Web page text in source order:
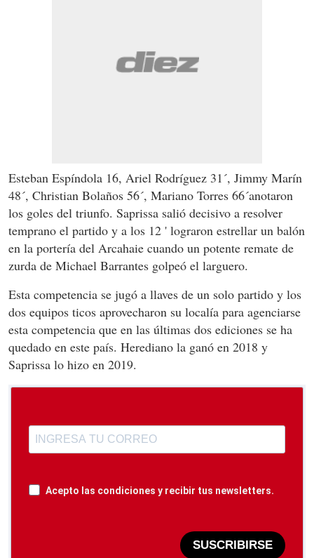
Esteban Espíndola 16, Ariel Rodríguez 31´, Jimmy Marín
48´, Christian Bolaños 56´, Mariano Torres 66´anotaron
los goles del triunfo. Saprissa salió decisivo a resolver
temprano el partido y a los 12 ' lograron estrellar un balón
en la portería del Arcahaie cuando un potente remate de
zurda de Michael Barrantes golpeó el larguero.
Esta competencia se jugó a llaves de un solo partido y los
dos equipos ticos aprovecharon su localía para agenciarse
esta competencia que en las últimas dos ediciones se ha
quedado en este país. Herediano la ganó en 2018 y
Saprissa lo hizo en 2019.
Acepto las condiciones y recibir tus newsletters.
SUSCRIBIRSE